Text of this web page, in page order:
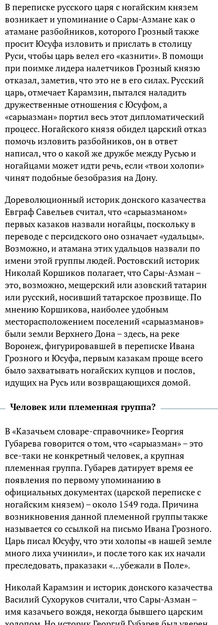
В переписке русского царя с ногайским князем
возникает и упоминание о Сары-Азмане как о
атамане разбойников, которого Грозный также
просит Юсуфа изловить и прислать в столицу
Руси, чтобы царь велел его «казнити». В помощи
при поимке лидера налетчиков Грозный князю
отказал, заметив, что это не в его силах. Русский
царь, отмечает Карамзин, пытался наладить
дружественные отношения с Юсуфом, а
«сарыазман» портил весь этот дипломатический
процесс. Ногайского князя обидел царский отказ
помочь изловить разбойников, он в ответ
написал, что о какой же дружбе между Русью и
ногайцами может идти речь, если «твои холопи»
чинят подобные безобразия на Дону.
Дореволюционный историк донского казачества
Евграф Савельев считал, что «сарыазманом»
первых казаков назвали ногайцы, поскольку в
переводе с персидского оно означает «удальцы».
Возможно, и атамана этих удальцов назвали по
имени этой группы людей. Ростовский историк
Николай Коршиков полагает, что Сары-Азман –
это, возможно, мещерский или азовский татарин
или русский, носивший татарское прозвище. По
мнению Коршикова, наиболее удобным
месторасположением поселений «сарыазманов»
были земли Верхнего Дона – здесь, на реке
Воронеж, фигурировавшей в переписке Ивана
Грозного и Юсуфа, первым казакам проще всего
было захватывать ногайских купцов и послов,
идущих на Русь или возвращающихся домой.
Человек или племенная группа?
В «Казачьем словаре-справочнике» Георгия
Губарева говорится о том, что «сарыазман» – это
все-таки не конкретный человек, а крупная
племенная группа. Губарев датирует время ее
появления по первому упоминанию в
официальных документах (царской переписке с
ногайским князем) – около 1549 года. Причина
возникновения данной племенной группы также
называется со ссылкой на письмо Ивана Грозного.
Царь писал Юсуфу, что эти холопы «в нашей земле
много лиха учинили», и после того как их начали
преследовать, праказаки «…убежали в Поле».
Николай Карамзин и историк донского казачества
Василий Сухоруков считали, что Сары-Азман –
имя казачьего вождя, некогда бывшего царским